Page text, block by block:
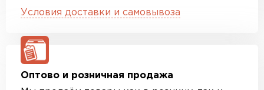
Условия доставки и самовывоза
Оптово и розничная продажа